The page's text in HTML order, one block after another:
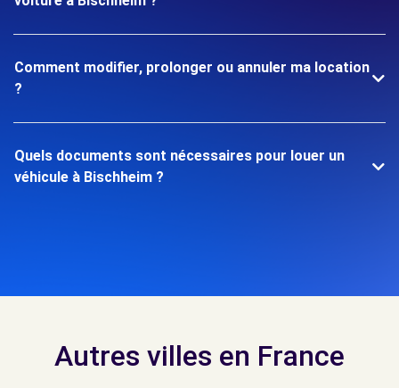
Comment modifier, prolonger ou annuler ma location
?
Quels documents sont nécessaires pour louer un
véhicule à Bischheim ?
Autres villes en France